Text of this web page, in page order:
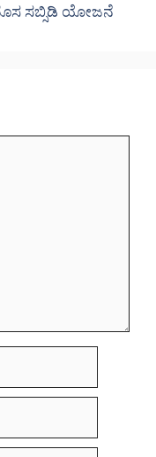
ಸಬ್ಸಿಡಿ ಯೋಜನೆ